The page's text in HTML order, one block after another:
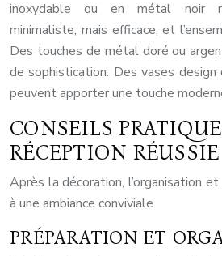
inoxydable ou en métal noir
minimaliste, mais efficace, et
Des touches de métal doré ou
de sophistication. Des vases design
peuvent apporter une touche
CONSEILS
RÉCEPTION RÉUSSIE
Après la décoration, l’organisation
à une ambiance conviviale.
PRÉPARATION ET